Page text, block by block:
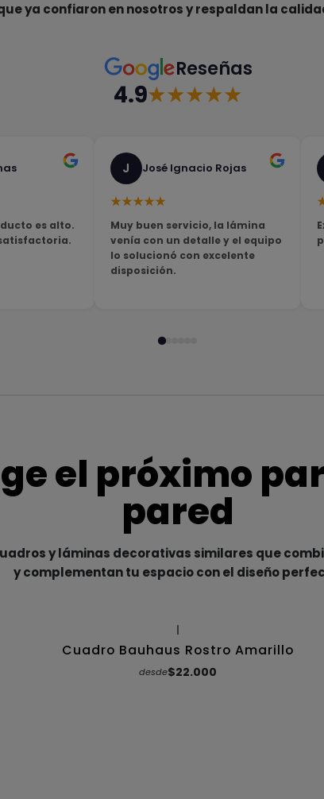
ya confiaron en nosotros y respaldan la
Reseñas
4.9★★★★★
es alto.
J José Ignacio Rojas
★★★★★
Muy buen servicio, la lámina
venía con un detalle y el equipo
lo solucionó con excelente
disposición.
el próximo
pared
y láminas decorativas similares que
y complementan tu espacio con el diseño
Cuadro Bauhaus Rostro Amarillo
desde$22.000